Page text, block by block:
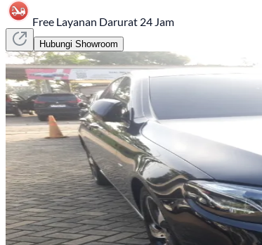
Free Layanan Darurat 24 Jam
Hubungi Showroom